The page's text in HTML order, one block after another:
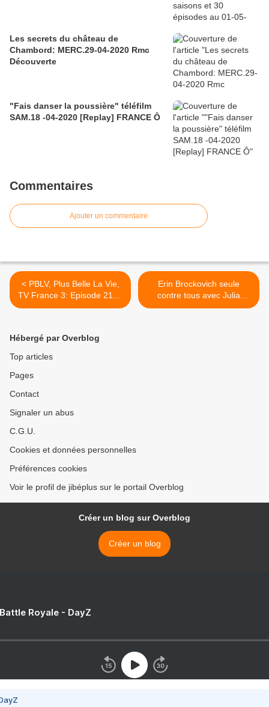
Les secrets du château de
Chambord: MERC.29-04-2020 Rmc
Découverte
"Fais danser la poussière" téléfilm
SAM.18 -04-2020 [Replay] FRANCE Ô
Commentaires
Ajouter un commentaire
< PBLV, Plus Belle La Vie,
TV France 3: Episode 2150
du Vendredi 18 Janvier
et vidéo
Erin Brockovich seule
contre tous avec Julia
Roberts. FRANCE2
Hébergé par Overblog
Top articles
Pages
Contact
Signaler un abus
C.G.U.
Cookies et données personnelles
Préférences cookies
Voir le profil de jibéplus sur le portail Overblog
Créer un blog sur Overblog
Créer un blog
Royale - DayZ